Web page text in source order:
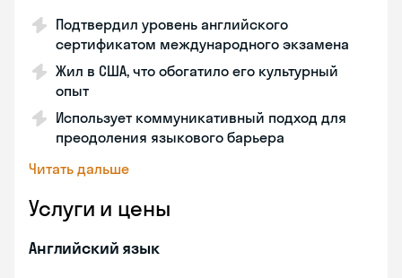
Подтвердил уровень английского
сертификатом международного экзамена
Жил в США, что обогатило его культурный
опыт
Использует коммуникативный подход для
преодоления языкового барьера
Читать дальше
Услуги и цены
Английский язык